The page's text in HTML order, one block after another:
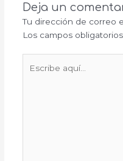
Deja un
Tu dirección de correo
Los campos
aquí...